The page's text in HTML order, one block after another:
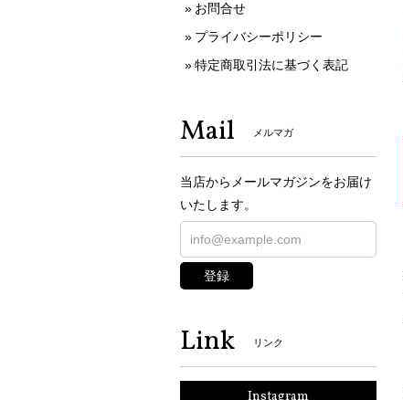
お問合せ
プライバシーポリシー
特定商取引法に基づく表記
Mail メルマガ
当店からメールマガジンをお届け
いたします。
登録
Link リンク